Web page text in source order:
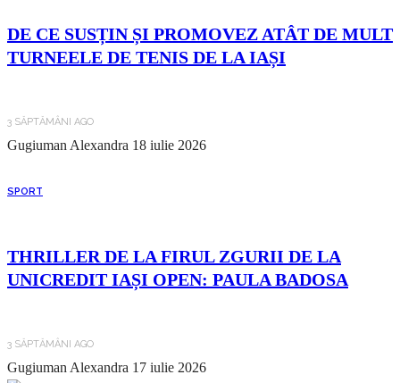
DE CE SUSȚIN ȘI PROMOVEZ ATÂT DE MULT
TURNEELE DE TENIS DE LA IAȘI
3 SĂPTĂMÂNI AGO
Gugiuman Alexandra 18 iulie 2026
SPORT
THRILLER DE LA FIRUL ZGURII DE LA
UNICREDIT IAȘI OPEN: PAULA BADOSA
3 SĂPTĂMÂNI AGO
Gugiuman Alexandra 17 iulie 2026